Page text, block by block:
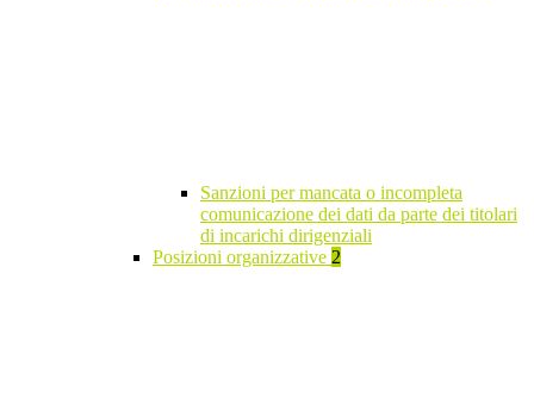
Sanzioni per mancata o incompleta
comunicazione dei dati da parte dei titolari
di incarichi dirigenziali
Posizioni organizzative 2